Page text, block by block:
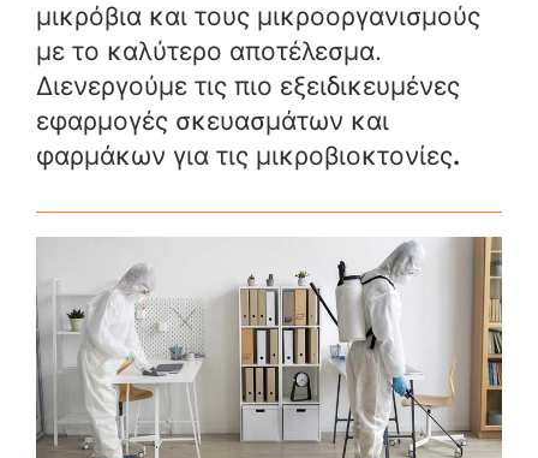
μικρόβια και τους μικροοργανισμούς
με το καλύτερο αποτέλεσμα.
Διενεργούμε τις πιο εξειδικευμένες
εφαρμογές σκευασμάτων και
φαρμάκων για τις μικροβιοκτονίες.